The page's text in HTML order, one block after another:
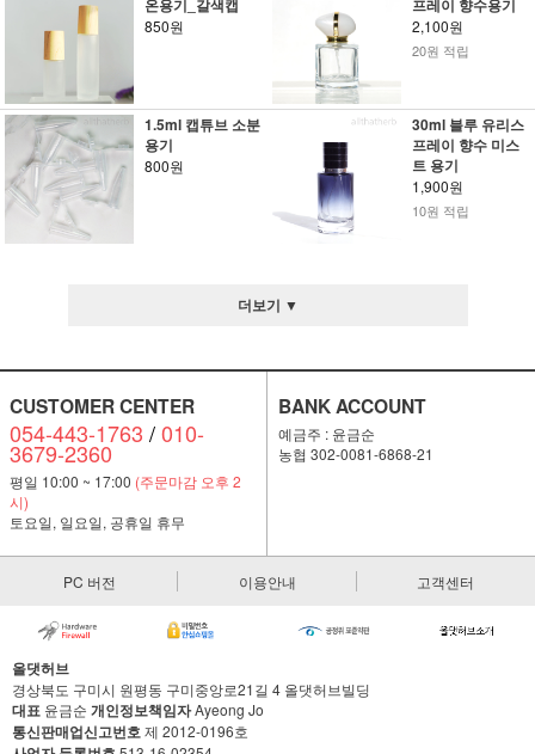
온용기_갈색캡
850원
프레이 향수용기
2,100원
20원 적립
1.5ml 캡튜브 소분
용기
800원
30ml 블루 유리스
프레이 향수 미스
트 용기
1,900원
10원 적립
더보기 ▼
CUSTOMER CENTER
054-443-1763 /010-
3679-2360
평일 10:00 ~ 17:00 (주문마감 오후 2
시)
토요일, 일요일, 공휴일 휴무
BANK ACCOUNT
예금주 : 윤금순
농협 302-0081-6868-21
PC 버전 이용안내 고객센터
올댓허브
경상북도 구미시 원평동 구미중앙로21길 4 올댓허브빌딩
대표 윤금순 개인정보책임자Ayeong Jo
통신판매업신고번호제 2012-0196호